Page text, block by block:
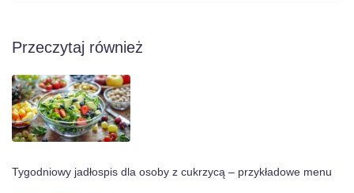
Przeczytaj również
Tygodniowy jadłospis dla osoby z cukrzycą – przykładowe menu